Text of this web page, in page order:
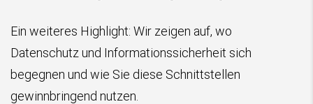
Ein weiteres Highlight: Wir zeigen auf, wo
Datenschutz und Informationssicherheit sich
begegnen und wie Sie diese Schnittstellen
gewinnbringend nutzen.